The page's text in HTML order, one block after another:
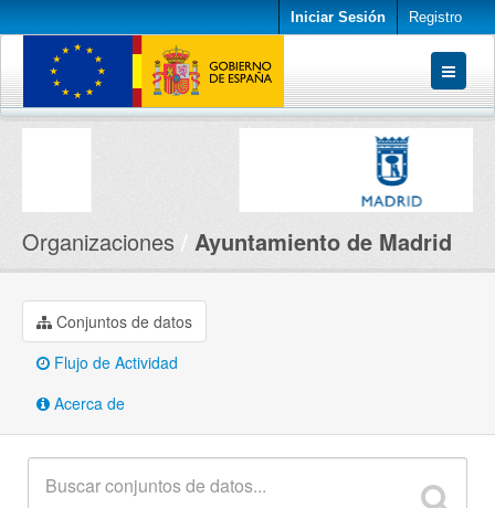
Iniciar Sesión Registro
Conjuntos de datos
Organizaciones Ayuntamiento de Madrid
Conjuntos de datos
Flujo de Actividad
Acerca de